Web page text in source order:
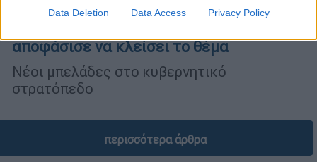
Data Deletion Data Access Privacy Policy
«Γαλάζιο» αντάρτικο: Πώς «κάηκε» η
αποφάσισε να κλείσει το θέμα
Νέοι μπελάδες στο κυβερνητικό
στρατόπεδο
περισσότερα άρθρα